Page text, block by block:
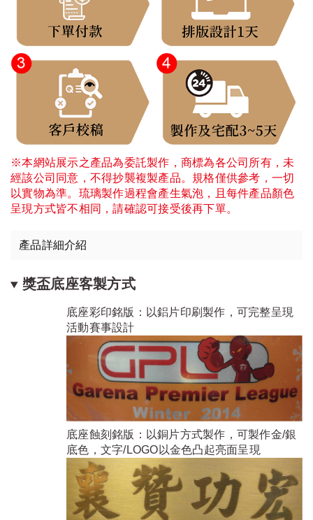
※本網站展示之產品為委託製作，商標為各公司所有，未
經該公司同意，不得抄襲複製產品。規格僅供參考，一切
以實物為準。琉璃製作過程會產生氣泡，且每件產品顏色
呈現方式皆不相同，請確認可接受後再下單。
產品詳細介紹
獎盃底座客製方式
底座彩印銘版：以鋁片印刷製作，可完整呈現
活動賽事設計
底座蝕刻銘版：以銅片方式製作，可製作金/銀
底色，文字/LOGO以金色凸起亮面呈現